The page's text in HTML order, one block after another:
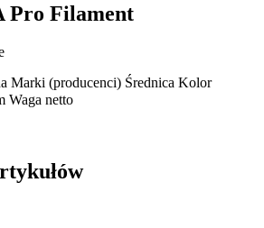
Pro Filament
Marki (producenci) Średnica Kolor
Waga netto